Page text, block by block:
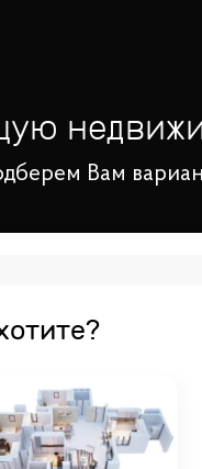
Вам